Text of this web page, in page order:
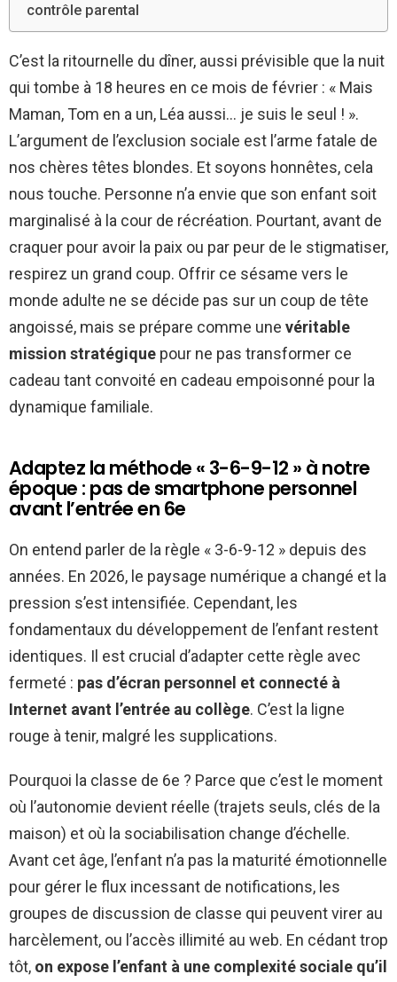
contrôle parental
C’est la ritournelle du dîner, aussi prévisible que la nuit
qui tombe à 18 heures en ce mois de février : « Mais
Maman, Tom en a un, Léa aussi… je suis le seul ! ».
L’argument de l’exclusion sociale est l’arme fatale de
nos chères têtes blondes. Et soyons honnêtes, cela
nous touche. Personne n’a envie que son enfant soit
marginalisé à la cour de récréation. Pourtant, avant de
craquer pour avoir la paix ou par peur de le stigmatiser,
respirez un grand coup. Offrir ce sésame vers le
monde adulte ne se décide pas sur un coup de tête
angoissé, mais se prépare comme une véritable
mission stratégique pour ne pas transformer ce
cadeau tant convoité en cadeau empoisonné pour la
dynamique familiale.
Adaptez la méthode « 3-6-9-12 » à notre
époque : pas de smartphone personnel
avant l’entrée en 6e
On entend parler de la règle « 3-6-9-12 » depuis des
années. En 2026, le paysage numérique a changé et la
pression s’est intensifiée. Cependant, les
fondamentaux du développement de l’enfant restent
identiques. Il est crucial d’adapter cette règle avec
fermeté : pas d’écran personnel et connecté à
Internet avant l’entrée au collège. C’est la ligne
rouge à tenir, malgré les supplications.
Pourquoi la classe de 6e ? Parce que c’est le moment
où l’autonomie devient réelle (trajets seuls, clés de la
maison) et où la sociabilisation change d’échelle.
Avant cet âge, l’enfant n’a pas la maturité émotionnelle
pour gérer le flux incessant de notifications, les
groupes de discussion de classe qui peuvent virer au
harcèlement, ou l’accès illimité au web. En cédant trop
tôt, on expose l’enfant à une complexité sociale qu’il